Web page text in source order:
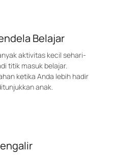
Belajar
aktivitas kecil sehari-
titik masuk belajar.
ketika Anda lebih hadir
anak.